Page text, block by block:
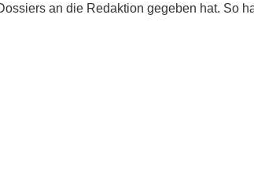
an die Redaktion gegeben hat. So